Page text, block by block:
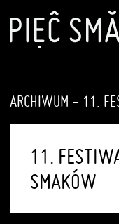
ARCHIWUM - 11.
11.
SMAKÓW